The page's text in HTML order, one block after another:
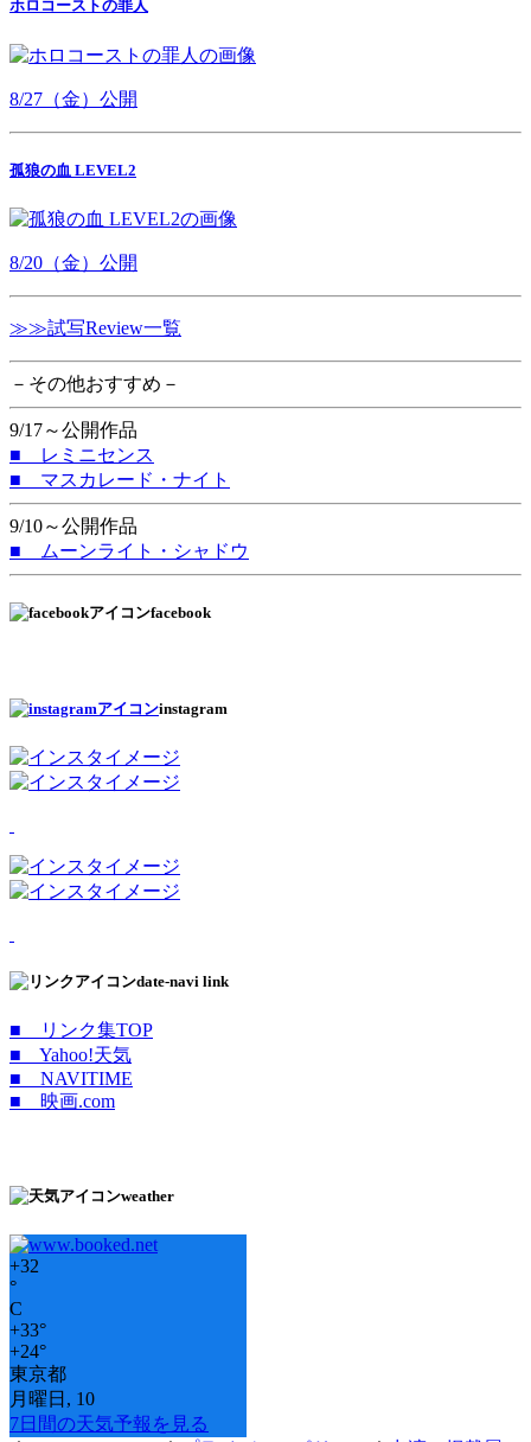
ホロコーストの罪人
8/27（金）公開
孤狼の血 LEVEL2
8/20（金）公開
≫≫試写Review一覧
－その他おすすめ－
9/17～公開作品
■ レミニセンス
■ マスカレード・ナイト
9/10～公開作品
■ ムーンライト・シャドウ
facebook
instagram
date-navi link
■ リンク集TOP
■ Yahoo!天気
■ NAVITIME
■ 映画.com
weather
+32
°
C
+33°
+24°
東京都
月曜日, 10
7日間の天気予報を見る